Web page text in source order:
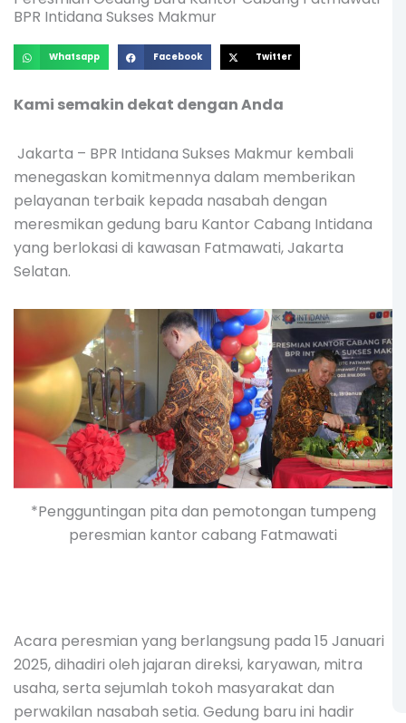
BPR Intidana Sukses Makmur
Whatsapp Facebook Twitter
Kami semakin dekat dengan Anda
Jakarta – BPR Intidana Sukses Makmur kembali
menegaskan komitmennya dalam memberikan
pelayanan terbaik kepada nasabah dengan
meresmikan gedung baru Kantor Cabang Intidana
yang berlokasi di kawasan Fatmawati, Jakarta
Selatan.
*Pengguntingan pita dan pemotongan tumpeng
peresmian kantor cabang Fatmawati
Acara peresmian yang berlangsung pada 15 Januari
2025, dihadiri oleh jajaran direksi, karyawan, mitra
usaha, serta sejumlah tokoh masyarakat dan
perwakilan nasabah setia. Gedung baru ini hadir